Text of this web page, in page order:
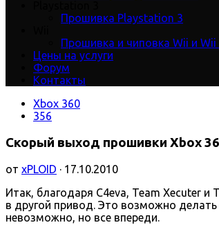
Прошивка Playstation 3
Прошивка и чиповка Wii и Wii
Цены на услуги
Форум
Контакты
Xbox 360
356
Скорый выход прошивки Xbox
от xPLOID · 17.10.2010
Итак, благодаря C4eva, Team Xecuter
в другой привод. Это возможно
невозможно, но все впереди.